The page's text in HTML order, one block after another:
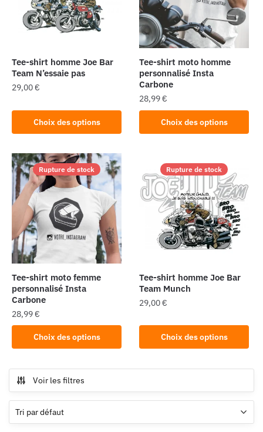
Tee-shirt homme Joe Bar
Team N’essaie pas
29,00€
Choix des options
produit
a
variations.
Les
options
peuvent
être
choisies
sur
la
page
du
produit
Tee-shirt moto homme
personnalisé Insta
Carbone
28,99€
Choix des options
produit
plusieurs
variations.
Les
options
peuvent
choisies
la
page
du
Rupture de stock
Tee-shirt moto femme
personnalisé Insta
Carbone
28,99€
Choix des options
produit
plusieurs
variations.
Les
options
Rupture de stock
Tee-shirt homme Joe Bar
Team Munch
29,00€
Choix des options
produit
a
Les
peuvent
Voir les filtres